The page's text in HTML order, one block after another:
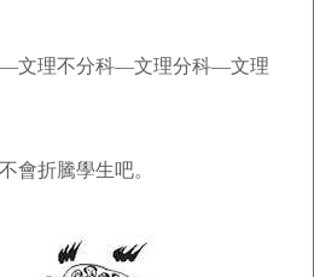
文理不分科—文理分科—文理
會折騰學生吧。